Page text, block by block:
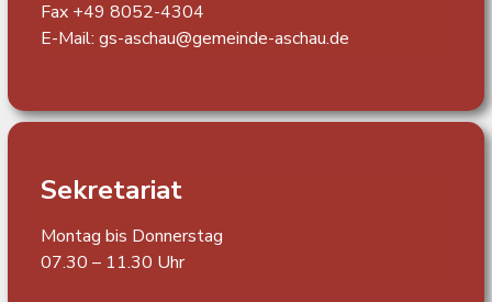
Fax +49 8052-4304
E-Mail: gs-aschau@gemeinde-aschau.de
Sekretariat
Montag bis Donnerstag
07.30 – 11.30 Uhr